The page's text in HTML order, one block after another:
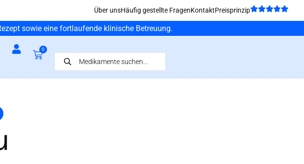
Über unsHäufig gestellte FragenKontaktPreisprinzip
sowie eine fortlaufende klinische Betreuung.
0